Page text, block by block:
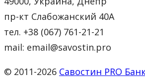
пр-кт Слабожанский 40А
тел. +38 (067) 761-21-21
mail: email@savostin.pro
© 2011-2026 Савостин PRO